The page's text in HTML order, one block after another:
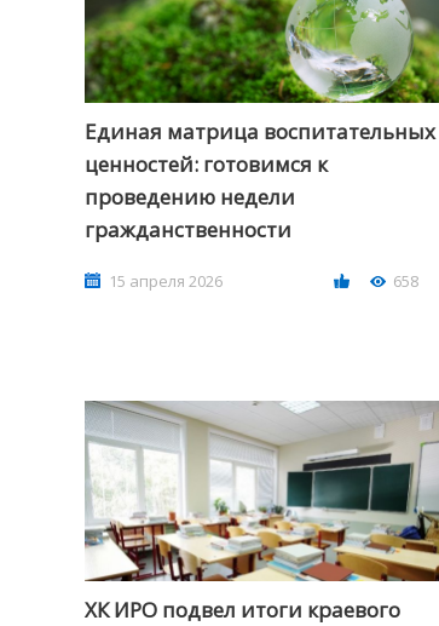
НАШИ ПРОФЕССИОНАЛЬНЫЕ
ОБРАЗОВАТЕЛЬНЫЕ ОРГАНИЗАЦИИ
Чегдомынский горно-
технологический техникум
Раздел учреждения на сайте:
Единая матрица воспитательных
ценностей: готовимся к
проведению недели
гражданственности
15 апреля 2026 658
ХК ИРО подвел итоги краевого